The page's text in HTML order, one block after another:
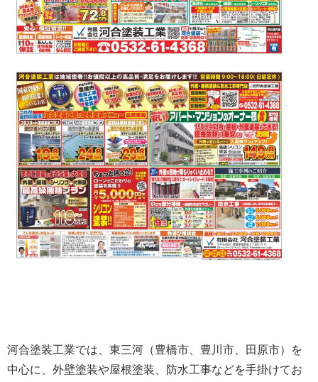
河合塗装工業では、東三河（豊橋市、豊川市、田原市）を
中心に、外壁塗装や屋根塗装、防水工事などを手掛けてお